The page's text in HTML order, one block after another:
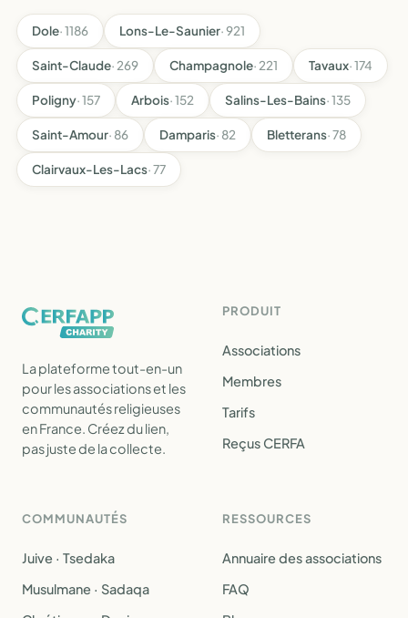
Dole· 1186 Lons-Le-Saunier· 921
Saint-Claude· 269 Champagnole· 221 Tavaux· 174
Poligny· 157 Arbois· 152 Salins-Les-Bains· 135
Saint-Amour· 86 Damparis· 82 Bletterans· 78
Clairvaux-Les-Lacs· 77
La plateforme tout-en-un
pour les associations et les
communautés religieuses
en France. Créez du lien,
pas juste de la collecte.
PRODUIT
Associations
Membres
Tarifs
Reçus CERFA
COMMUNAUTÉS
Juive · Tsedaka
Musulmane · Sadaqa
RESSOURCES
Annuaire des associations
FAQ